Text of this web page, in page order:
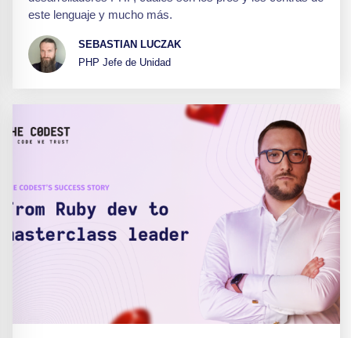
este lenguaje y mucho más.
SEBASTIAN LUCZAK
PHP Jefe de Unidad